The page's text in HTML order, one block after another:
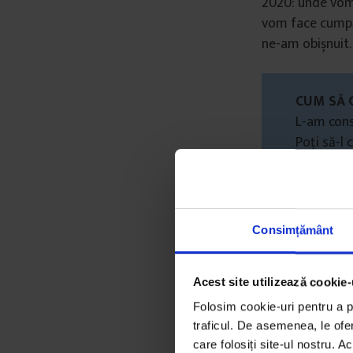
Consimțământ
Acest site utilizează
Folosim cookie-uri pentru a
traficul. De asemenea, le
care folosiți site-ul nostru.
vom face
ne-am obișnuit.
CUM SĂ
L-am
Poți să-l
Ultima
Ce